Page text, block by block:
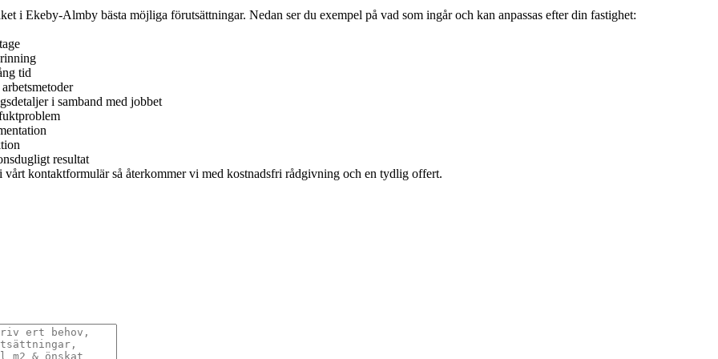
i Ekeby-Almby bästa möjliga förutsättningar. Nedan ser du exempel på vad som ingår och kan anpassas efter din fastighet:
tid
i samband med jobbet
resultat
kontaktformulär så återkommer vi med kostnadsfri rådgivning och en tydlig offert.